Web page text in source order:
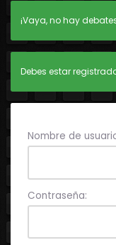
¡Vaya, no hay
Debes estar
Nombre de
Contraseña: